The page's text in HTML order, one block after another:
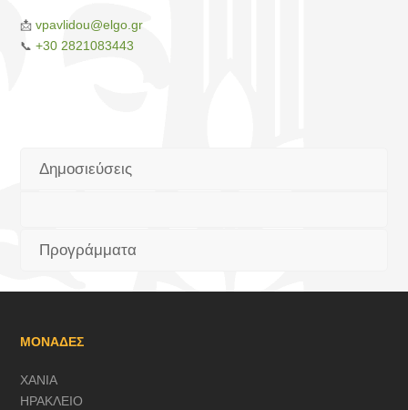
📩vpavlidou@elgo.gr
📞+30 2821083443
Δημοσιεύσεις
Προγράμματα
ΜΟΝΑΔΕΣ
ΧΑΝΙΑ
ΗΡΑΚΛΕΙΟ